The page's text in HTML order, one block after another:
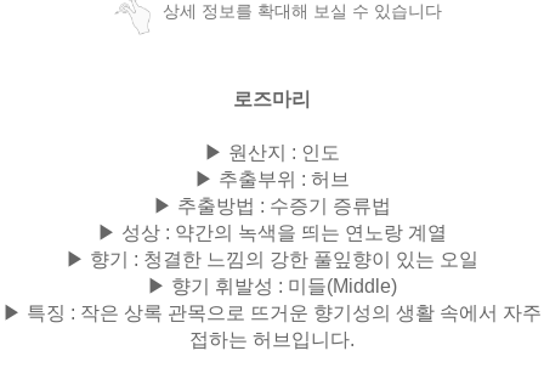
상세 정보를 확대해 보실 수 있습니다
로즈마리
▶ 원산지 : 인도
▶ 추출부위 : 허브
▶ 추출방법 : 수증기 증류법
▶ 성상 : 약간의 녹색을 띄는 연노랑 계열
▶ 향기 : 청결한 느낌의 강한 풀잎향이 있는 오일
▶ 향기 휘발성 : 미들(Middle)
▶ 특징 : 작은 상록 관목으로 뜨거운 향기성의 생활 속에서 자주
접하는 허브입니다.